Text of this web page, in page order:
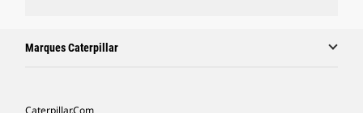
Marques Caterpillar
Caterpillar.com